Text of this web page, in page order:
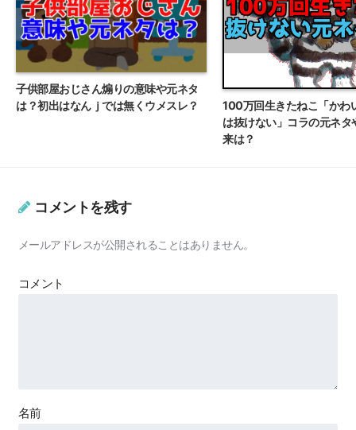
子供部屋おじさん煽りの意味や元ネタ
は？初出はなんｊでは無くウメスレ？
100万回生きたねこ「かわ
は抜けない」コラの元ネタ
来は？
コメントを残す
メールアドレスが公開されることはありません。
コメント
名前